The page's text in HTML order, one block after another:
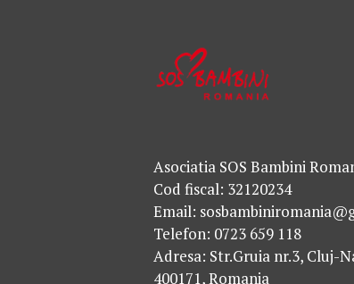
Asociatia SOS Bambini
Cod fiscal: 32120234
Email:
Telefon: 0723 659 118
Adresa: Str.Gruia nr.3, Cluj-
400171, Romania